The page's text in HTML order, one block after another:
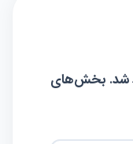
شد. بخش‌های